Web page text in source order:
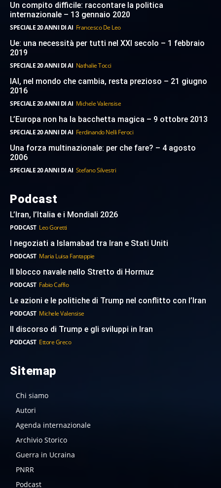
Un compito difficile: raccontare la politica
internazionale – 13 gennaio 2020
SPECIALE 20 ANNI DI AI Francesco De Leo
Ue: una necessità per tutti nel XXI secolo – 1 febbraio
2019
SPECIALE 20 ANNI DI AI Nathalie Tocci
IAI, nel mondo che cambia, resta prezioso – 21 giugno
2016
SPECIALE 20 ANNI DI AI Michele Valensise
L’Europa non ha la bacchetta magica – 9 ottobre 2013
SPECIALE 20 ANNI DI AI Ferdinando Nelli Feroci
Una forza multinazionale: per che fare? – 4 agosto
2006
SPECIALE 20 ANNI DI AI Stefano Silvestri
Podcast
L’Iran, l’Italia e i Mondiali 2026
PODCAST Leo Goretti
I negoziati a Islamabad tra Iran e Stati Uniti
PODCAST Maria Luisa Fantappie
Il blocco navale nello Stretto di Hormuz
PODCAST Fabio Caffio
Le azioni e le politiche di Trump nel conflitto con l’Iran
PODCAST Michele Valensise
Il discorso di Trump e gli sviluppi in Iran
PODCAST Ettore Greco
Sitemap
Chi siamo
Autori
Agenda internazionale
Archivio Storico
Guerra in Ucraina
PNRR
Podcast